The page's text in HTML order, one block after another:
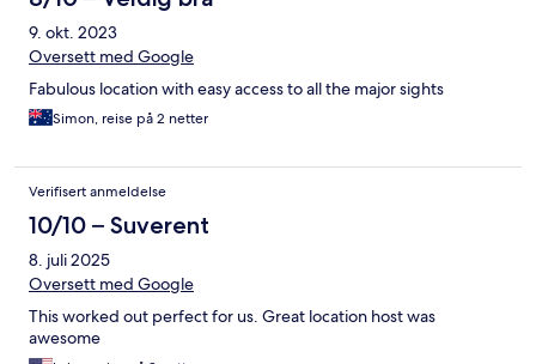
9. okt. 2023
Oversett med Google
Fabulous location with easy access to all the major sights
Simon, reise på 2 netter
Verifisert anmeldelse
10/10 – Suverent
8. juli 2025
Oversett med Google
This worked out perfect for us. Great location host was
awesome